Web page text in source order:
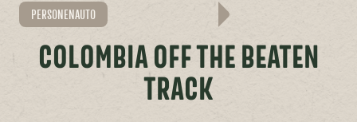
PERSONENAUTO
COLOMBIA OFF THE BEATEN
TRACK